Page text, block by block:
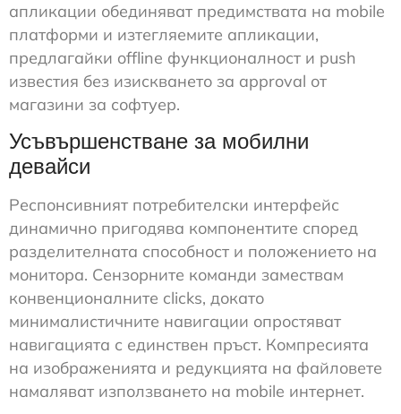
апликации обединяват предимствата на mobile
платформи и изтегляемите апликации,
предлагайки offline функционалност и push
известия без изискването за approval от
магазини за софтуер.
Усъвършенстване за мобилни
девайси
Респонсивният потребителски интерфейс
динамично пригодява компонентите според
разделителната способност и положението на
монитора. Сензорните команди замествам
конвенционалните clicks, докато
минималистичните навигации опростяват
навигацията с единствен пръст. Компресията
на изображенията и редукцията на файловете
намаляват използването на mobile интернет.